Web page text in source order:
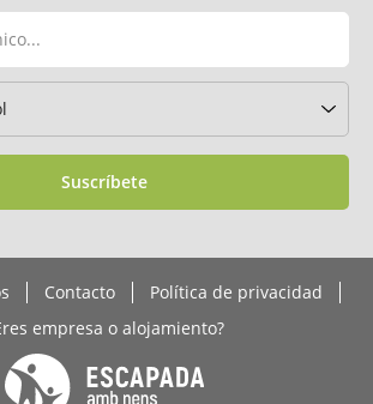
Suscríbete
Contacto
Política de privacidad
empresa o alojamiento?